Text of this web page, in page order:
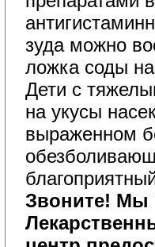
зуда можно
ложка соды
Дети с
на укусы
выраженном
Звоните! Мы